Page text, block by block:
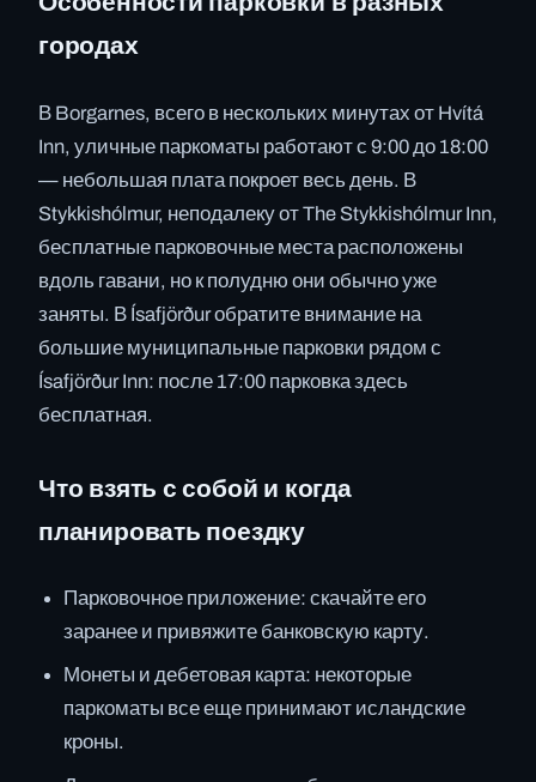
городах
В Borgarnes, всего в нескольких минутах от Hvítá
Inn, уличные паркоматы работают с 9:00 до 18:00
— небольшая плата покроет весь день. В
Stykkishólmur, неподалеку от The Stykkishólmur Inn,
бесплатные парковочные места расположены
вдоль гавани, но к полудню они обычно уже
заняты. В Ísafjörður обратите внимание на
большие муниципальные парковки рядом с
Ísafjörður Inn: после 17:00 парковка здесь
бесплатная.
Что взять с собой и когда
планировать поездку
Парковочное приложение: скачайте его
заранее и привяжите банковскую карту.
Монеты и дебетовая карта: некоторые
паркоматы все еще принимают исландские
кроны.